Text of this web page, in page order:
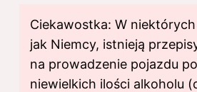
Ciekawostka: W
jak Niemcy, istnieją
na prowadzenie pojazdu
niewielkich ilości alkoholu